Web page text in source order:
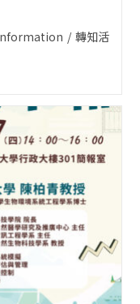
/ 轉知活